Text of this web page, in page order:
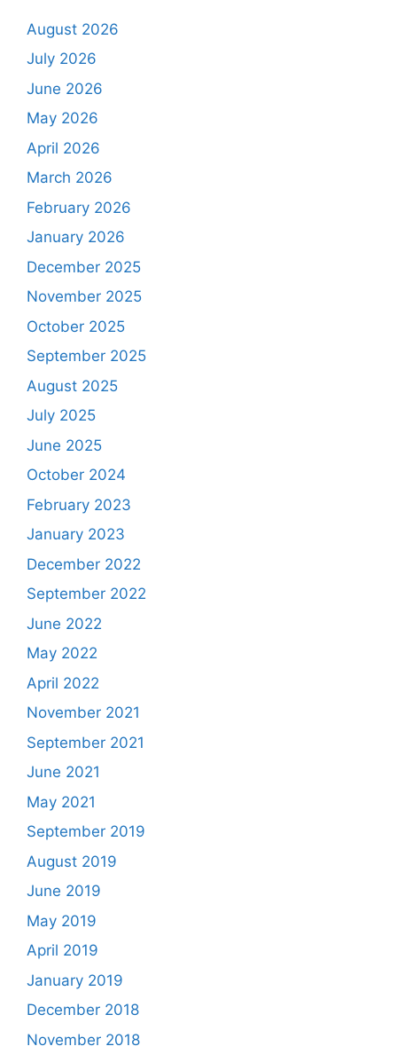
August 2026
July 2026
June 2026
May 2026
April 2026
March 2026
February 2026
January 2026
December 2025
November 2025
October 2025
September 2025
August 2025
July 2025
June 2025
October 2024
February 2023
January 2023
December 2022
September 2022
June 2022
May 2022
April 2022
November 2021
September 2021
June 2021
May 2021
September 2019
August 2019
June 2019
May 2019
April 2019
January 2019
December 2018
November 2018